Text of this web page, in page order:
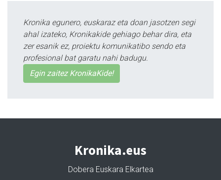
Kronika egunero, euskaraz eta doan jasotzen segi
ahal izateko, Kronikakide gehiago behar dira, eta
zer esanik ez, proiektu komunikatibo sendo eta
profesional bat garatu nahi badugu.
Egin zaitez KronikaKide!
Kronika.eus
Dobera Euskara Elkartea